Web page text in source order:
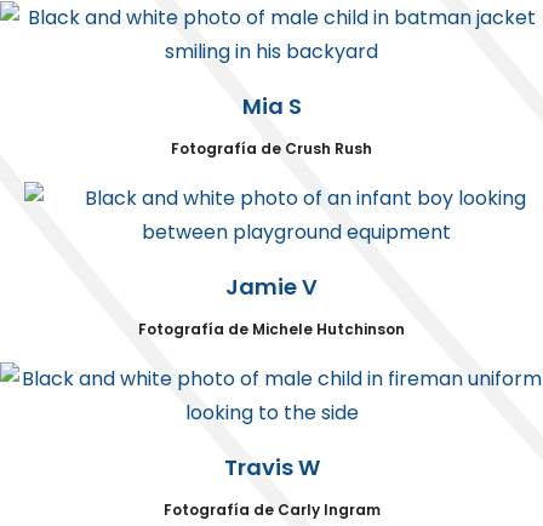
Mia S
Fotografía de Crush Rush
Jamie V
Fotografía de Michele Hutchinson
Travis W
Fotografía de Carly Ingram